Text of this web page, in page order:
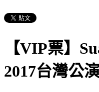
【VIP票】
2017台灣公演